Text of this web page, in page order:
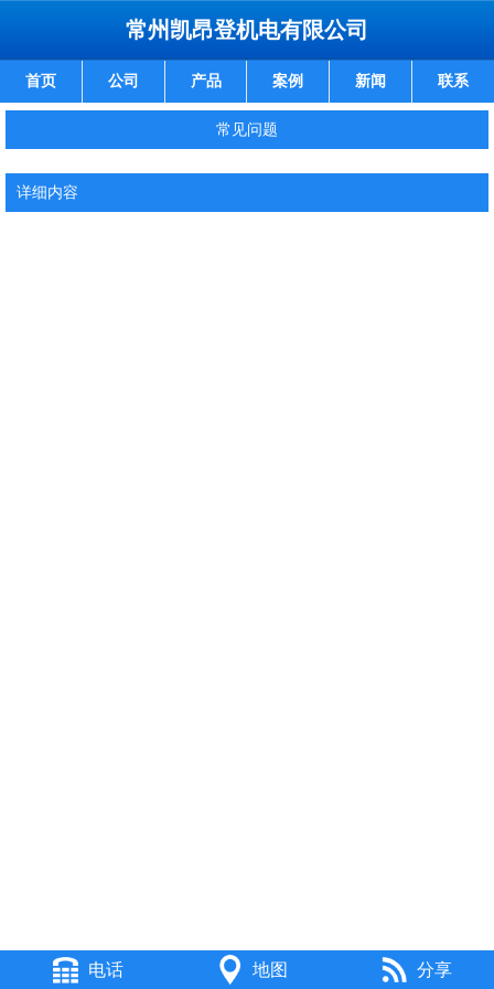
常州凯昂登机电有限公司
首页 公司 产品 案例 新闻 联系
常见问题
详细内容
电话 地图 分享